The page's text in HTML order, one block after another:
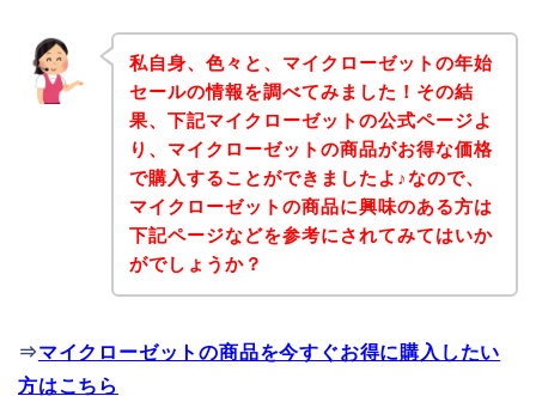
私自身、色々と、マイクローゼットの年始
セールの情報を調べてみました！その結
果、下記マイクローゼットの公式ページよ
り、マイクローゼットの商品がお得な価格
で購入することができましたよ♪なので、
マイクローゼットの商品に興味のある方は
下記ページなどを参考にされてみてはいか
がでしょうか？
⇒マイクローゼットの商品を今すぐお得に購入したい
方はこちら